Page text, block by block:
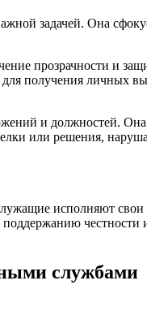
задачей. Она
прозрачности и
получения личных
и должностей.
или решения,
исполняют
честности
службами